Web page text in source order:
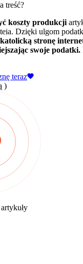
treść?
koszty produkcji
Dzięki ulgom
stronę
swoje podatki.
teraz
)